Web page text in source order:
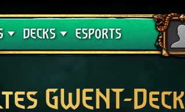
DECKS
Deck-Leitfäden
ESPORTS
GWENT-Deck